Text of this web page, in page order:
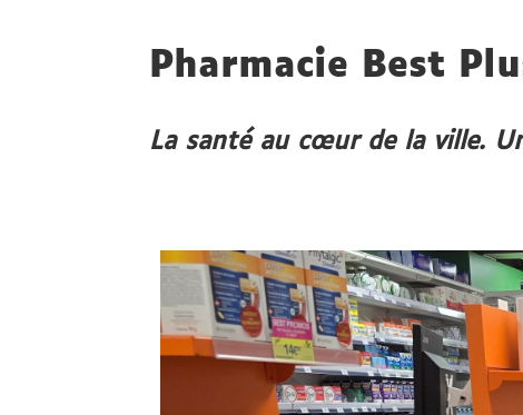
Pharmacie Best
La santé au cœur de la ville.